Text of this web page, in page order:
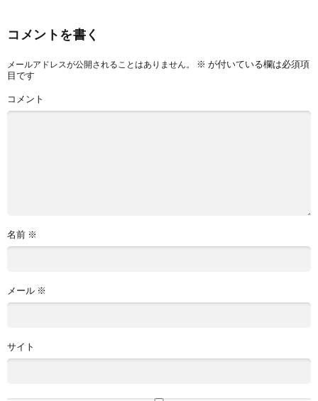
コメントを書く
メールアドレスが公開されることはありません。 ※ が付いている欄は必須項
目です
コメント
名前 ※
メール ※
サイト